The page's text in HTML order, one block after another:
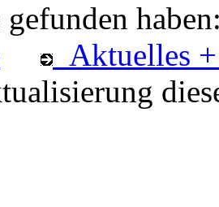
gefunden
Aktuelles